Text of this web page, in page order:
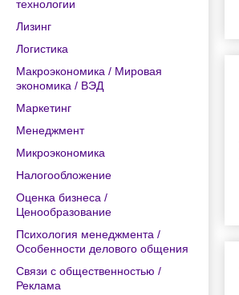
технологии
Лизинг
Логистика
Макроэкономика / Мировая
экономика / ВЭД
Маркетинг
Менеджмент
Микроэкономика
Налогообложение
Оценка бизнеса /
Ценообразование
Психология менеджмента /
Особенности делового общения
Связи с общественностью /
Реклама